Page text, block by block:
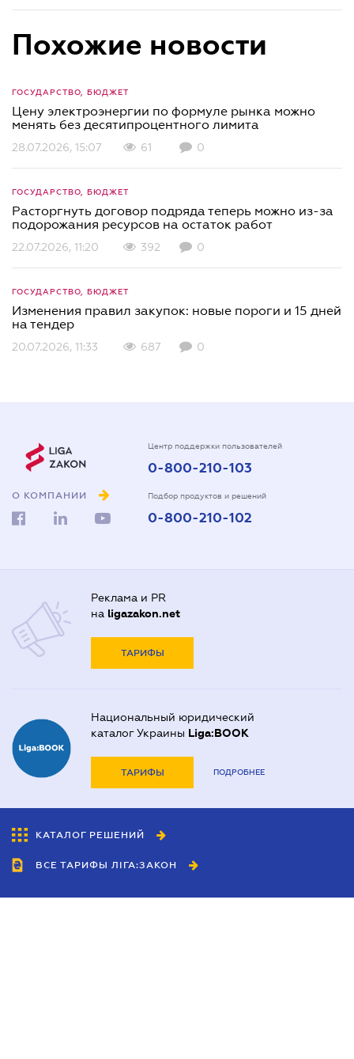
Похожие новости
ГОСУДАРСТВО, БЮДЖЕТ
Цену электроэнергии по формуле рынка можно
менять без десятипроцентного лимита
28.07.2026, 15:07 61 0
ГОСУДАРСТВО, БЮДЖЕТ
Расторгнуть договор подряда теперь можно из-за
подорожания ресурсов на остаток работ
22.07.2026, 11:20 392 0
ГОСУДАРСТВО, БЮДЖЕТ
Изменения правил закупок: новые пороги и 15 дней
на тендер
20.07.2026, 11:33 687 0
О КОМПАНИИ
Центр поддержки пользователей
0-800-210-103
Подбор продуктов и решений
0-800-210-102
Реклама и PR
на ligazakon.net
ТАРИФЫ
Национальный юридический
каталог Украины Liga:BOOK
ТАРИФЫ ПОДРОБНЕЕ
КАТАЛОГ РЕШЕНИЙ
ВСЕ ТАРИФЫ ЛІГА:ЗАКОН